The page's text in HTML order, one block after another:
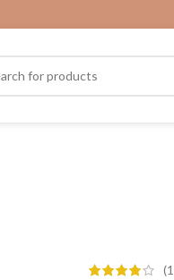
(1